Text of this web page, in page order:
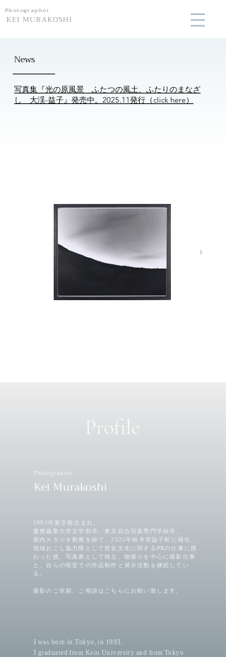
KEI MURAKOSHI
Photographer
News
写真集『光の原風景 ふたつの風土、ふたりのまなざ
し 大渓-益子』発売中。2025.11発行（click here）
Profile
Photographer
Kei Murakoshi
1993年東京都生まれ。
慶應義塾大学文学部卒、東京綜合写真専門学校卒。
都内スタジオ勤務を経て、2021年栃木県益子町に移住。
地域おこし協力隊として歴史文化に関するPRの仕事に携
わった後、写真家として独立。物撮りを中心に撮影仕事
と、自らの暗室での作品制作と展示活動を継続してい
る。
撮影のご依頼、ご相談はこちらにお願い致します。
I was born in Tokyo, in 1993.
I graduated from Keio University and from Tokyo